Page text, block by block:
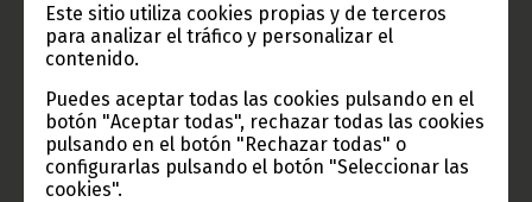
Este sitio utiliza cookies propias y de terceros
para analizar el tráfico y personalizar el
contenido.
Puedes aceptar todas las cookies pulsando en el
botón "Aceptar todas", rechazar todas las cookies
pulsando en el botón "Rechazar todas" o
configurarlas pulsando el botón "Seleccionar las
cookies".
Información de Guinea Ecuatorial
TVGE